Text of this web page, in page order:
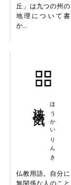
丘」は九つの州の
地理について書
か...
ほうかいりんき
仏教用語。自分に
無関係な人のこと